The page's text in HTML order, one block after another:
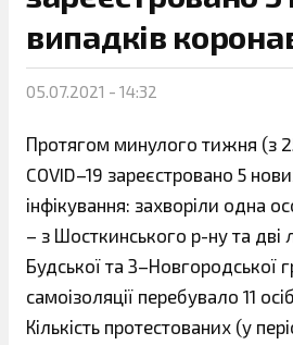
випадків
05.07.2021 - 14:32
Протягом минулого тижня (з
COVID–19 зареєстровано 5
інфікування: захворіли одна
– з Шосткинського р-ну та
Будської та З–Новгородської
самоізоляції перебувало 11
Кількість протестованих (у